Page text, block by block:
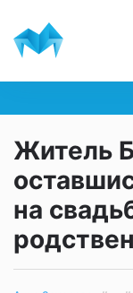
Житель
на